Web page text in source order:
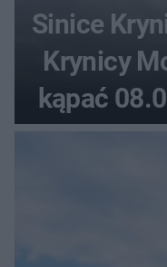
Sinice
Krynicy
kąpać